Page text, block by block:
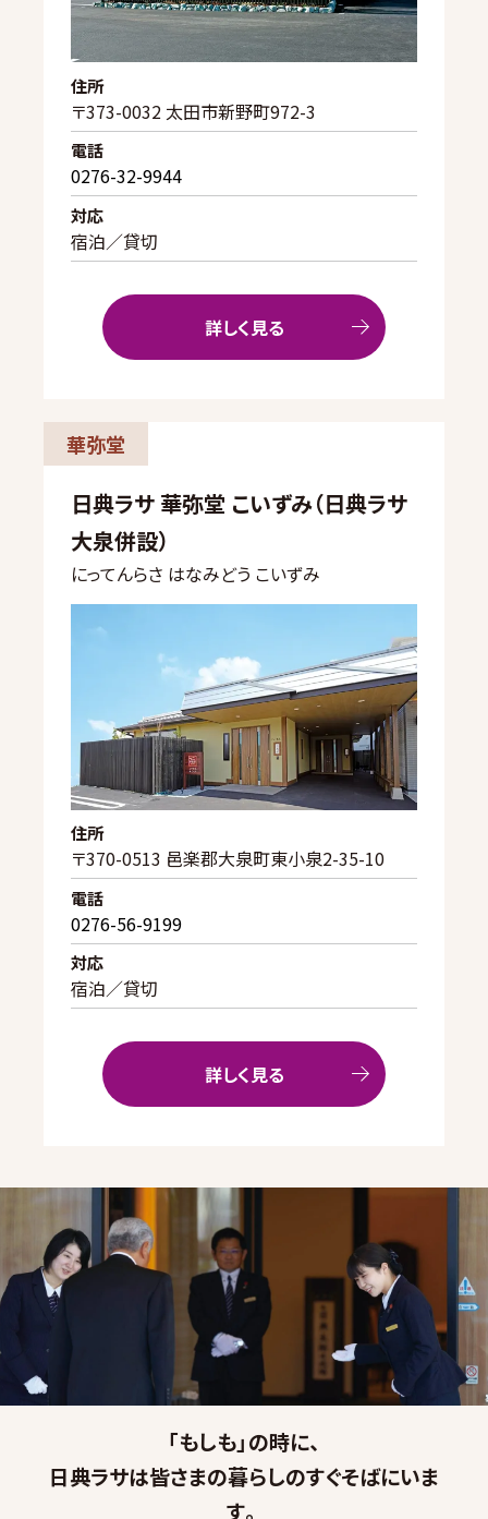
住所
〒373-0032 太田市新野町972-3
電話
0276-32-9944
対応
宿泊／貸切
詳しく見る
華弥堂
日典ラサ 華弥堂 こいずみ（日典ラサ
大泉併設）
にってんらさ はなみどう こいずみ
住所
〒370-0513 邑楽郡大泉町東小泉2-35-10
電話
0276-56-9199
対応
宿泊／貸切
詳しく見る
「もしも」の時に、
日典ラサは皆さまの暮らしのすぐそばにいま
す。